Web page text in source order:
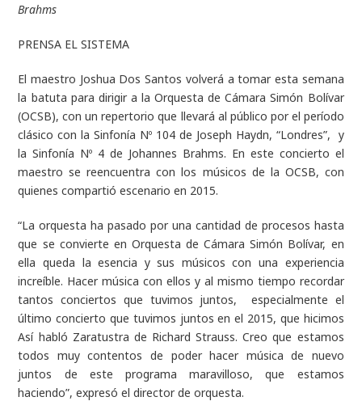
Brahms
PRENSA EL SISTEMA
El maestro Joshua Dos Santos volverá a tomar esta semana
la batuta para dirigir a la Orquesta de Cámara Simón Bolívar
(OCSB), con un repertorio que llevará al público por el período
clásico con la Sinfonía Nº 104 de Joseph Haydn, “Londres”, y
la Sinfonía Nº 4de Johannes Brahms. En este concierto el
maestro se reencuentra con los músicos de la OCSB, con
quienes compartió escenario en 2015.
“La orquesta ha pasado por una cantidad de procesos hasta
que se convierte en Orquesta de Cámara Simón Bolívar, en
ella queda la esencia y sus músicos con una experiencia
increíble. Hacer música con ellos y al mismo tiempo recordar
tantos conciertos que tuvimos juntos, especialmente el
último concierto que tuvimos juntos en el 2015, que hicimos
Así habló Zaratustra de Richard Strauss. Creo que estamos
todos muy contentos de poder hacer música de nuevo
juntos de este programa maravilloso, que estamos
haciendo”,expresó el director de orquesta.